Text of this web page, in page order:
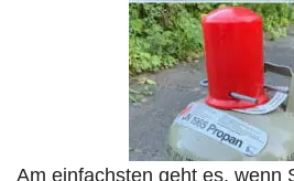
Am einfachsten geht es, wenn